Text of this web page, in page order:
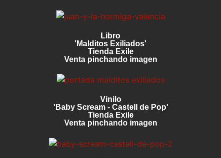
Libro
'Malditos Exiliados'
Tienda Exile
Venta pinchando imagen
Vinilo
'Baby Scream - Castell de Pop'
Tienda Exile
Venta pinchando imagen